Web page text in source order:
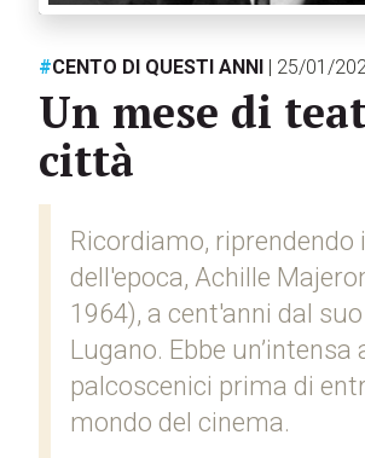
#CENTO DI QUESTI ANNI | 25/01/
Un mese di
città
Ricordiamo, riprendendo
dell'epoca, Achille
1964), a cent'anni dal
Lugano. Ebbe
palcoscenici prima di
mondo del cinema.